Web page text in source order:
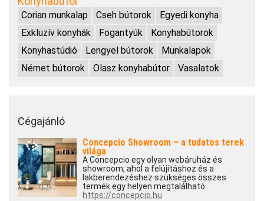
Corian munkalap Cseh bútorok
Egyedi konyha
Exkluzív konyhák
Fogantyúk
Konyhabútorok
Konyhastúdió
Lengyel bútorok
Munkalapok
Német bútorok
Olasz konyhabútor Vasalatok
Cégajánló
Concepcio Showroom – a tudatos terek
világa
A Concepcio egy olyan webáruház és
showroom, ahol a felújításhoz és a
lakberendezéshez szükséges összes
termék egy helyen megtalálható.
https://concepcio.hu